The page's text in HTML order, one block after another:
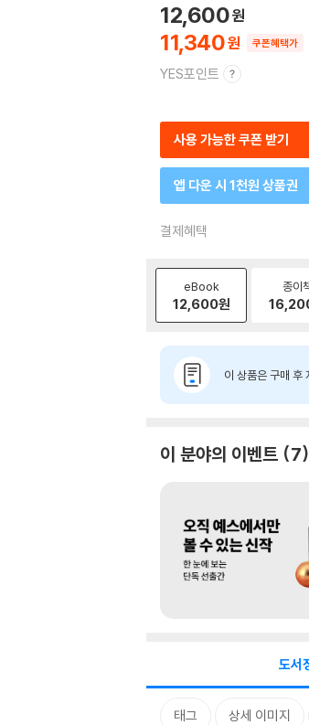
11,340
12,600
쿠폰혜택가
YES포인트
사용 가능한 쿠폰 받기
앱 다운 시 1천원 상품권
결제혜택
eBook
12,600원
종이
이 상품은 구매 후
이 분야의 이벤트 7
도서
태그 상세 이미지